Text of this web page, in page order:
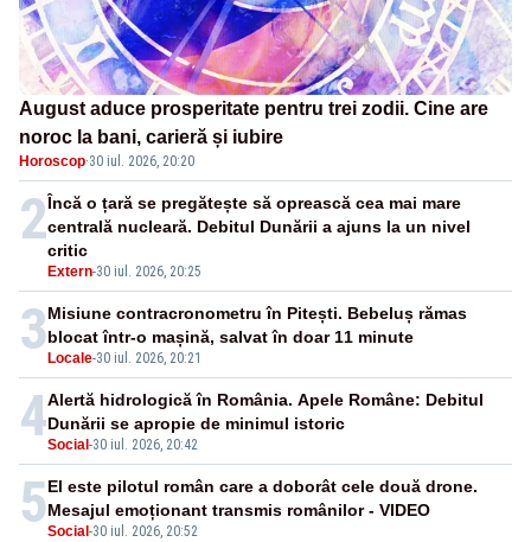
August aduce prosperitate pentru trei zodii. Cine are
noroc la bani, carieră și iubire
Horoscop·30 iul. 2026, 20:20
2
Extern-30 iul. 2026, 20:25
Încă o țară se pregătește să oprească cea mai mare
centrală nucleară. Debitul Dunării a ajuns la un nivel
critic
3 Locale-30 iul. 2026, 20:21
Misiune contracronometru în Pitești. Bebeluș rămas
blocat într-o mașină, salvat în doar 11 minute
4Social -30 iul. 2026, 20:42
Alertă hidrologică în România. Apele Române: Debitul
Dunării se apropie de minimul istoric
5Social -30 iul. 2026, 20:52
El este pilotul român care a doborât cele două drone.
Mesajul emoționant transmis românilor - VIDEO